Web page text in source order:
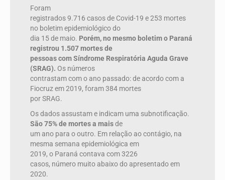
Foram
registrados 9.716 casos de Covid-19 e 253 mortes
no boletim epidemiológico do
dia 15 de maio. Porém, no mesmo boletim o Paraná
registrou 1.507 mortes de
pessoas com Síndrome Respiratória Aguda Grave
(SRAG). Os números
contrastam com o ano passado: de acordo com a
Fiocruz em 2019, foram 384 mortes
por SRAG.
Os dados assustam e indicam uma subnotificação.
São 75% de mortes a maisde
um ano para o outro. Em relação ao contágio, na
mesma semana epidemiológica em
2019, o Paraná contava com 3226
casos, número muito abaixo do apresentado em
2020.